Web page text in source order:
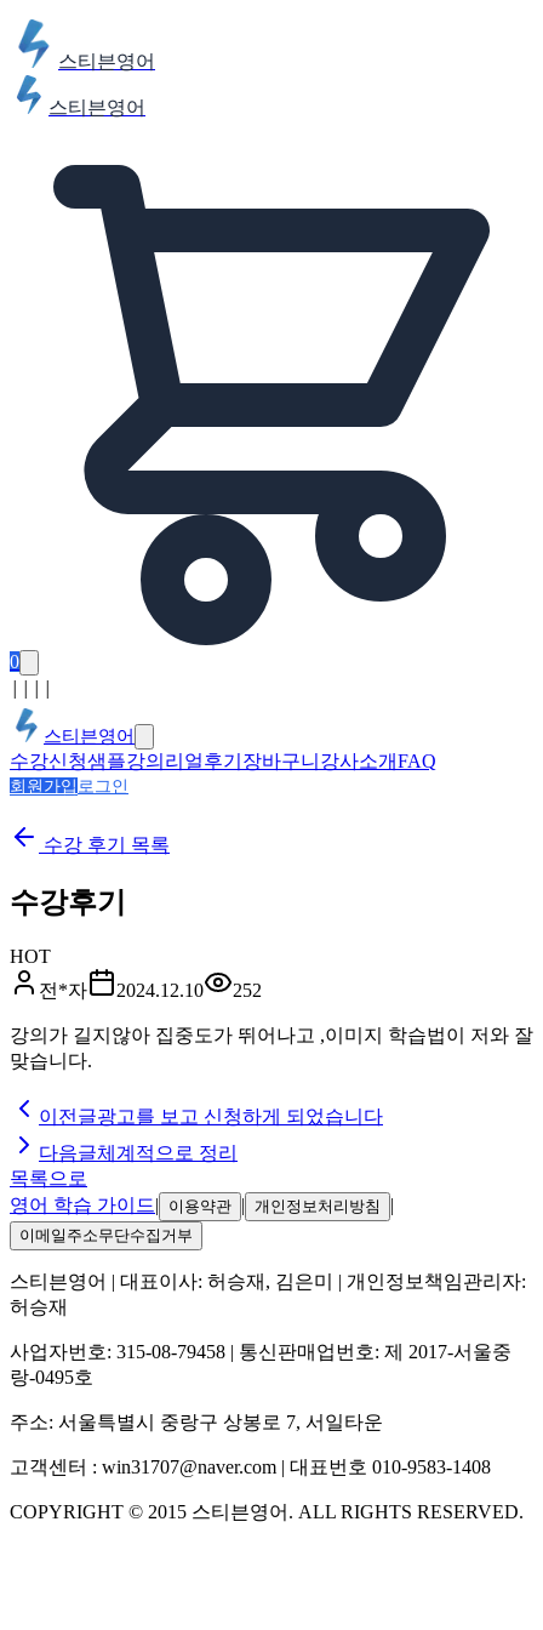
스티븐영어
스티븐영어
0
스티븐영어
수강신청샘플강의 리얼후기 장바구니 강사소개FAQ
회원가입 로그인
수강 후기 목록
수강후기
HOT
전*자
2024.12.10 252
강의가 길지않아 집중도가 뛰어나고 ,이미지 학습법이 저와 잘
맞습니다.
이전글광고를 보고 신청하게 되었습니다
다음글체계적으로 정리
목록으로
영어 학습 가이드| 이용약관 | 개인정보처리방침 |
이메일주소무단수집거부
스티븐영어 | 대표이사: 허승재, 김은미
| 개인정보책임관리자:
허승재
사업자번호: 315-08-79458 | 통신판매업번호: 제 2017-서울중
랑-0495호
주소: 서울특별시 중랑구 상봉로 7, 서일타운
고객센터 : win31707@naver.com | 대표번호 010-9583-1408
COPYRIGHT © 2015 스티븐영어 . ALL RIGHTS RESERVED.